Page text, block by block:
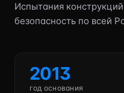
Испытания
безопасность по всей
2013
год основания